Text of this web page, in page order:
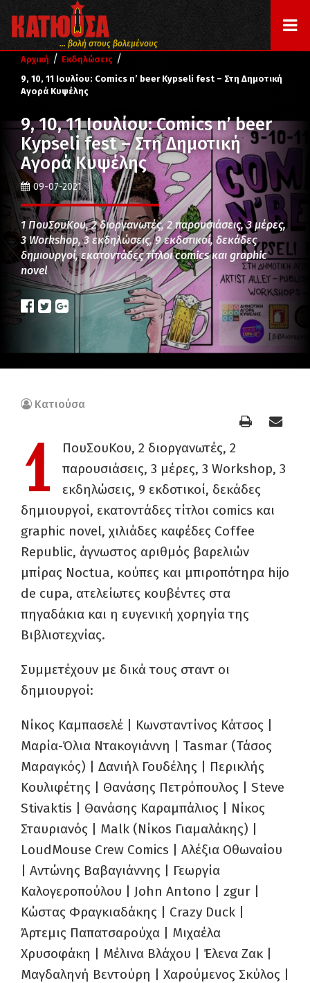
... βολή στους βολεμένους
Αρχική / Εκδηλώσεις /
9, 10, 11 Ιουλίου: Comics n’ beer Κypseli fest – Στη Δημοτική
Αγορά Κυψέλης
9, 10, 11 Ιουλίου: Comics n’ beer
Κypseli fest – Στη Δημοτική
Αγορά Κυψέλης
09-07-2021
1 ΠουΣουΚου, 2 διοργανωτές, 2 παρουσιάσεις, 3 μέρες,
3 Workshop, 3 εκδηλώσεις, 9 εκδοτικοί, δεκάδες
δημιουργοί, εκατοντάδες τίτλοι comics και graphic
novel
Κατιούσα
1
ΠουΣουΚου, 2 διοργανωτές, 2
παρουσιάσεις, 3 μέρες, 3 Workshop, 3
εκδηλώσεις, 9 εκδοτικοί, δεκάδες
δημιουργοί, εκατοντάδες τίτλοι comics και
graphic novel, χιλιάδες καφέδες Coffee
Republic, άγνωστος αριθμός βαρελιών
μπίρας Noctua, κούπες και μπιροπότηρα hijo
de cupa, ατελείωτες κουβέντες στα
πηγαδάκια και η ευγενική χορηγία της
Βιβλιοτεχνίας.
Συμμετέχουν με δικά τους σταντ οι
δημιουργοί:
Νίκος Καμπασελέ | Κωνσταντίνος Κάτσος |
Μαρία-Όλια Ντακογιάννη | Tasmar (Τάσος
Μαραγκός) | Δανιήλ Γουδέλης | Περικλής
Κουλιφέτης | Θανάσης Πετρόπουλος | Steve
Stivaktis | Θανάσης Καραμπάλιος | Νίκος
Σταυριανός | Malk (Νίκos Γιαμαλάκης) |
LoudMouse Crew Comics | Αλέξια Οθωναίου
| Αντώνης Βαβαγιάννης | Γεωργία
Καλογεροπούλου | John Antono | zgur |
Κώστας Φραγκιαδάκης | Crazy Duck |
Άρτεμις Παπατσαρούχα | Μιχαέλα
Χρυσοφάκη | Μέλινα Βλάχου | Έλενα Ζακ |
Μαγδαληνή Βεντούρη | Χαρούμενος Σκύλος |